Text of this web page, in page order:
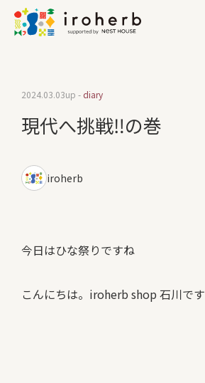
現代へ挑戦‼︎の巻
2024.03.03up - diary
iroherb
今日はひな祭りですね
こんにちは。iroherb shop 石川です